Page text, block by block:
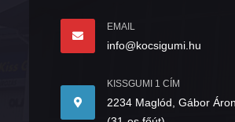
EMAIL
info@kocsigumi.hu
KISSGUMI 1 CÍM
2234 Maglód, Gábor